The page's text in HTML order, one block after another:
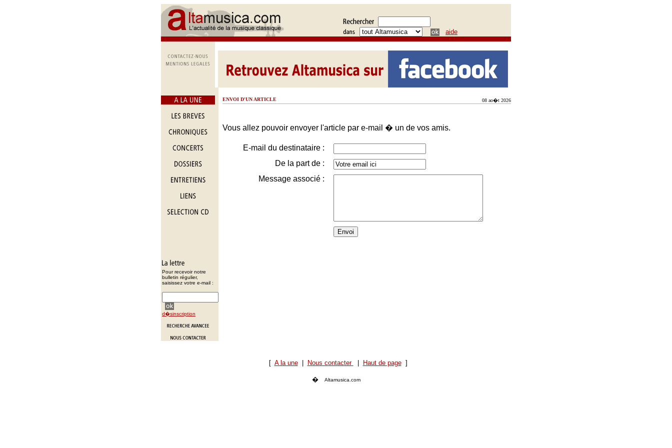
aide
Pour recevoir notre
bulletin régulier,
saisissez votre e-mail :
d�sinscription
ENVOI D'UN ARTICLE 08 ao�t 2026
Vous allez pouvoir envoyer l'article par e-mail � un de vos amis.
E-mail du destinataire :
De la part de :
Message associé :
[ A la une| Nous contacter Haut de page]
� Altamusica.com